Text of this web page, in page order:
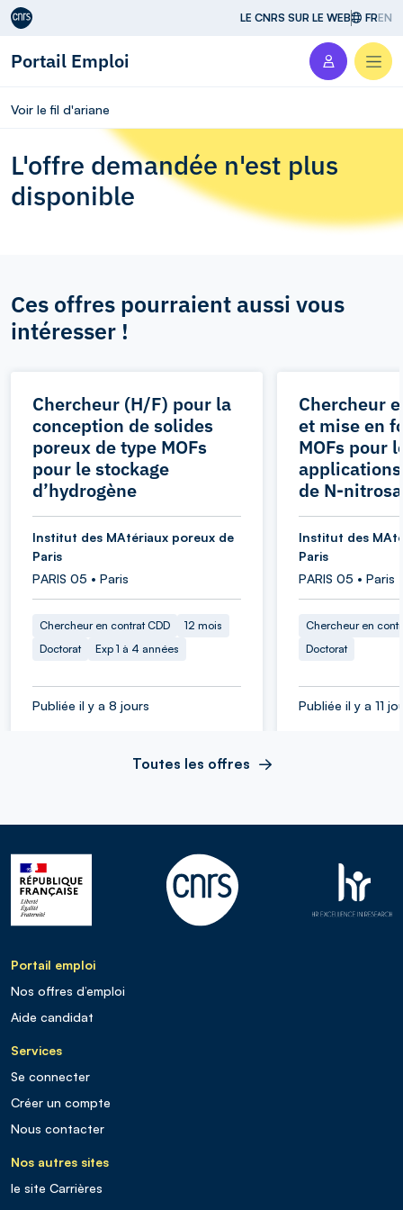
Aller au contenu LE CNRS SUR LE WEB FREN
Portail Emploi
Voir le fil d'ariane
L'offre demandée n'est plus
disponible
Ces offres pourraient aussi vous
intéresser !
Chercheur (H/F) pour la
conception de solides
poreux de type MOFs
pour le stockage
d’hydrogène
Institut des MAtériaux poreux de
Paris
PARIS 05 • Paris
Chercheur en contrat CDD
12 mois
Doctorat
Exp 1 à 4 années
Publiée il y a 8 jours
Chercheur
et mise en
MOFs pour
de N-
Institut des
Paris
PARIS 05 • Paris
Chercheur en
Doctorat
Publiée il y a 11
Toutes les offres
Portail emploi
Nos offres d’emploi
Aide candidat
Services
Se connecter
Créer un compte
Nous contacter
Nos autres sites
le site Carrières